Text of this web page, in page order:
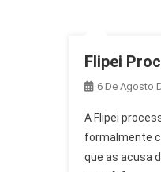
Flipei
6 De Agosto
A Flipei
formalmente
que as acusa